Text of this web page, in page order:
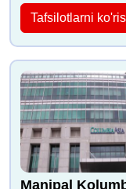
Tafsilotlarni
Manipal